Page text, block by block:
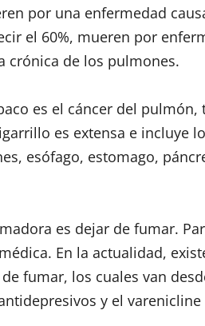
por una enfermedad
el 60%, mueren por
crónica de los pulmones.
es el cáncer del pulmón,
es extensa e incluye
esófago, estomago,
es dejar de fumar.
En la actualidad,
fumar, los cuales van
y el varenicline